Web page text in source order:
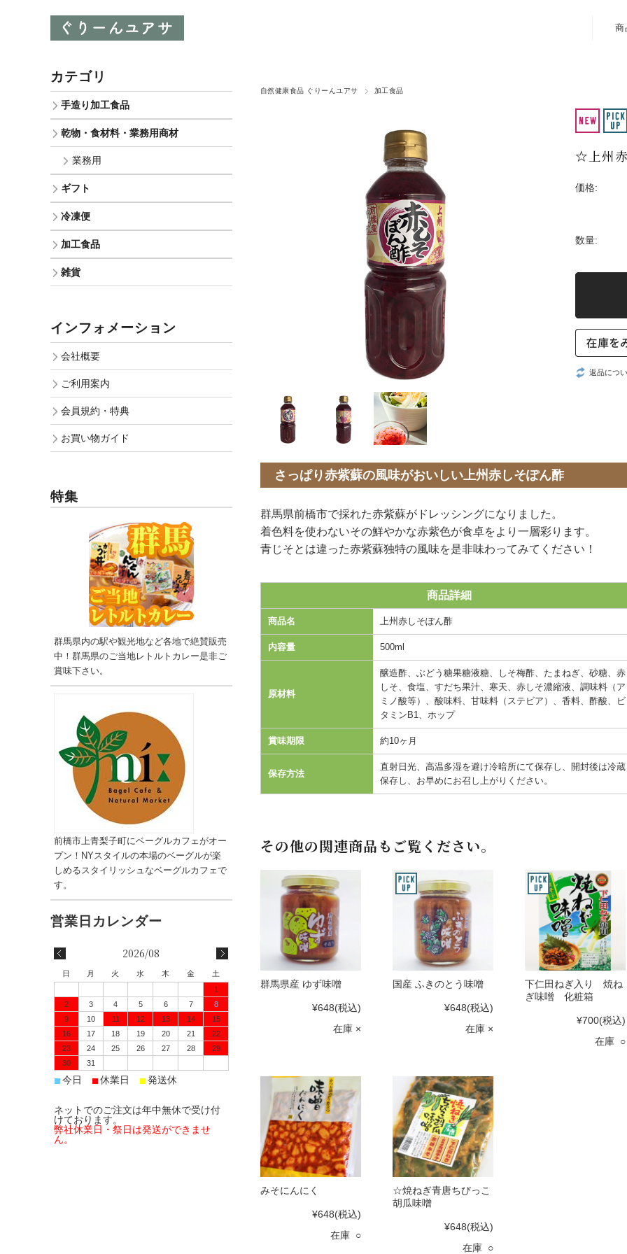
商
自然健康食品 ぐりーんユアサ 加工食品
☆上州
価格:
数量:
返品につ
さっぱり赤紫蘇の風味がおいしい上州赤しそぽん酢
群馬県前橋市で採れた赤紫蘇がドレッシングになりました。
着色料を使わないその鮮やかな赤紫色が食卓をより一層彩ります。
青じそとは違った赤紫蘇独特の風味を是非味わってみてください！
商品詳細
商品名 上州赤しそぽん酢
内容量 500ml
原材料
醸造酢、ぶどう糖果糖液糖、しそ梅酢、たまねぎ、砂糖、赤
しそ、食塩、すだち果汁、寒天、赤しそ濃縮液、調味料（ア
ミノ酸等）、酸味料、甘味料（ステビア）、香料、酢酸、ビ
タミンB1、ホップ
賞味期限 約10ヶ月
保存方法
直射日光、高温多湿を避け冷暗所にて保存し、開封後は冷蔵
保存し、お早めにお召し上がりください。
その他の関連商品もご覧ください。
群馬県産 ゆず味噌
¥648(税込)
在庫 ×
国産 ふきのとう味噌
¥648(税込)
在庫 ×
下仁田ねぎ入り 焼ね
ぎ味噌 化粧箱
¥700(税込)
在庫 ○
みそにんにく
¥648(税込)
在庫 ○
☆焼ねぎ青唐ちびっこ
胡瓜味噌
¥648(税込)
在庫 ○
カテゴリ
手造り加工食品
乾物・食材料・業務用商材
業務用
ギフト
冷凍便
加工食品
雑貨
インフォメーション
会社概要
ご利用案内
会員規約・特典
お買い物ガイド
特集
群馬県内の駅や観光地など各地で絶賛販売
中！群馬県のご当地レトルトカレー是非ご
賞味下さい。
前橋市上青梨子町にベーグルカフェがオー
プン！NYスタイルの本場のベーグルが楽
しめるスタイリッシュなベーグルカフェで
す。
2026/08
日 月 火 水 木 金
土
1
2
3 4 5 6 7
8
9
10 11 12 13 14
15
16
17 18 19 20 21
22
23
24 25 26 27 28
29
30
31
■今日 ■休業日 ■発送休
ネットでのご注文は年中無休で受け付
けております。
弊社休業日・祭日は発送ができませ
ん。